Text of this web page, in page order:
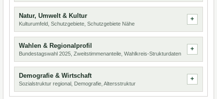
Natur, Umwelt & Kultur
Kulturumfeld, Schutzgebiete, Schutzgebiete Nähe
Wahlen & Regionalprofil
Bundestagswahl 2025, Zweitstimmenanteile, Wahlkreis-Strukturdaten
Demografie & Wirtschaft
Sozialstruktur regional, Demografie, Altersstruktur